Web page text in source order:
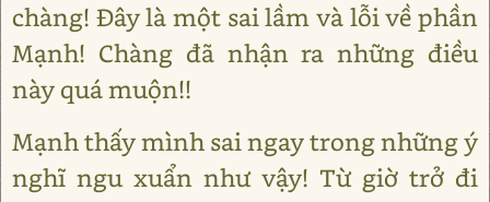
chàng! Đây là một sai lầm và lỗi về phần
Mạnh! Chàng đã nhận ra những điều
này quá muộn!!
Mạnh thấy mình sai ngay trong những ý
nghĩ ngu xuẩn như vậy! Từ giờ trở đi